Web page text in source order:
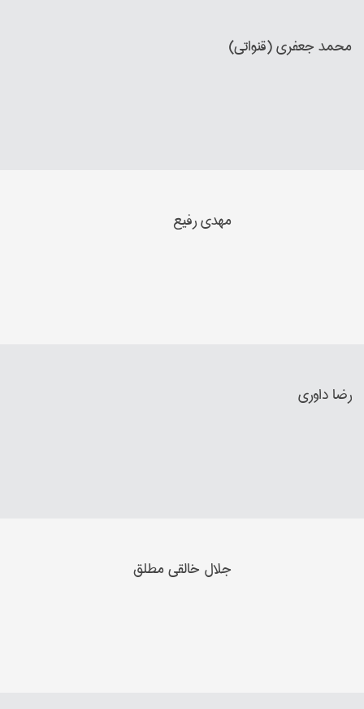
محمد جعفري (قنواتي)
مهدي رفیع
رضا داوري
جلال خالقي مطلق